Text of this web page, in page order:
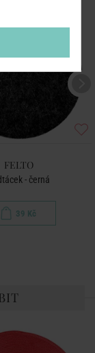
FELTO
- černá
39 Kč